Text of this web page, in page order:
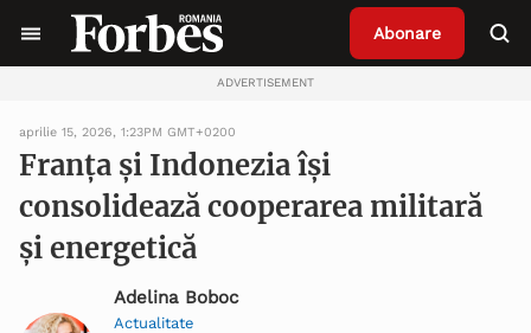
Abonare
ADVERTISEMENT
aprilie 15, 2026, 1:23PM GMT+0200
Franța și Indonezia își
consolidează cooperarea militară
și energetică
Adelina Boboc
Actualitate